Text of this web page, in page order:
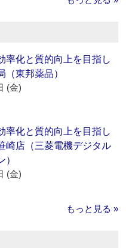
率化と質的向上を目指し
（東邦薬品）
(金)
率化と質的向上を目指し
崎店（三菱電機デジタル
）
(金)
もっと見る »